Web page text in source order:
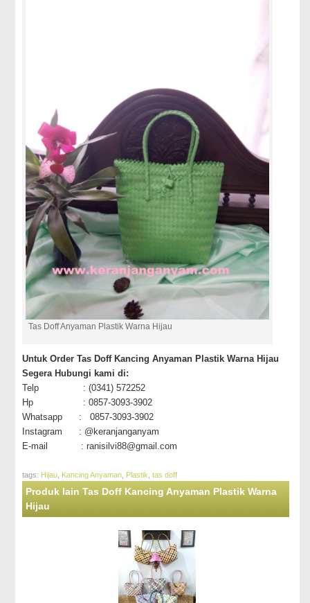
Tas Doff Anyaman Plastik Warna Hijau
Untuk Order Tas Doff Kancing Anyaman Plastik Warna Hijau
Segera Hubungi kami di:
Telp : (0341) 572252
Hp : 0857-3093-3902
Whatsapp : 0857-3093-3902
Instagram : @keranjanganyam
E-mail : ranisilvi88@gmail.com
tags: Hijau Kancing Anyaman Plastik ,tas doff
Produk lain Tas Doff Kancing Anyaman Plastik Warna
Hijau